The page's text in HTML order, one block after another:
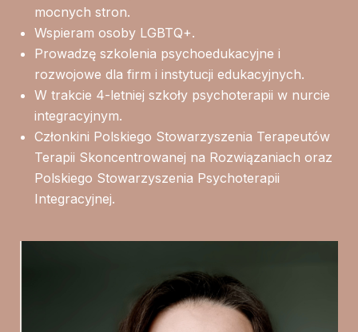
mocnych stron.
Wspieram osoby LGBTQ+.
Prowadzę szkolenia psychoedukacyjne i
rozwojowe dla firm i instytucji edukacyjnych.
W trakcie 4-letniej szkoły psychoterapii w nurcie
integracyjnym.
Członkini Polskiego Stowarzyszenia Terapeutów
Terapii Skoncentrowanej na Rozwiązaniach oraz
Polskiego Stowarzyszenia Psychoterapii
Integracyjnej.